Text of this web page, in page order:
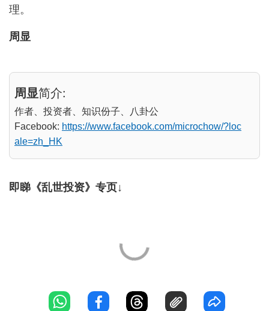
理。
周显
周显简介:
作者、投资者、知识份子、八卦公
Facebook: https://www.facebook.com/microchow/?loc
ale=zh_HK
即睇《乱世投资》专页↓